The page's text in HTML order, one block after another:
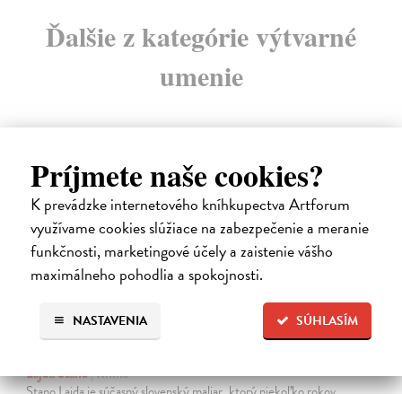
Príjmete naše cookies?
K prevádzke internetového kníhkupectva Artforum
využívame cookies slúžiace na zabezpečenie a meranie
funkčnosti, marketingové účely a zaistenie vášho
maximálneho pohodlia a spokojnosti.
SÚHLASÍM
NASTAVENIA
Ďalšie z kategórie výtvarné
umenie
na sklade
Lajda Stano| Kniha